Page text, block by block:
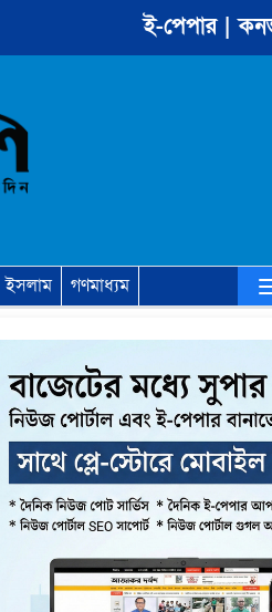
ই-পেপার |
(current)
ইসলাম গণমাধ্যম